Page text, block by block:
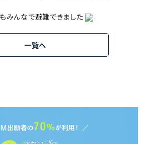
みんなで避難できました
一覧へ